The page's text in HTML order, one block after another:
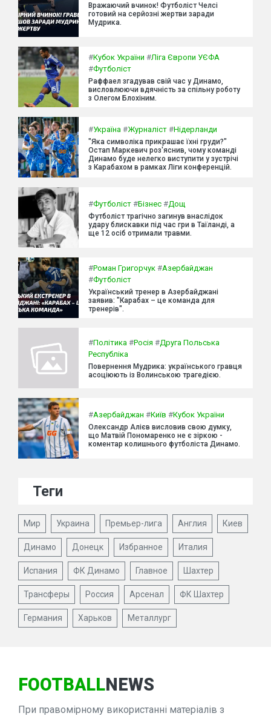
Вражаючий вчинок! Футболіст Челсі
готовий на серйозні жертви заради
Мудрика.
#Кубок України #Ліга Європи УЄФА
#Футболіст
Раффаел згадував свій час у Динамо,
висловлюючи вдячність за спільну роботу
з Олегом Блохіним.
#Україна #Журналіст #Нідерланди
"Яка символіка прикрашає їхні груди?"
Остап Маркевич роз'яснив, чому команді
Динамо буде нелегко виступити у зустрічі
з Карабахом в рамках Ліги конференцій.
#Футболіст #Бізнес #Дощ
Футболіст трагічно загинув внаслідок
удару блискавки під час гри в Таїланді, а
ще 12 осіб отримали травми.
#Роман Григорчук #Азербайджан
#Футболіст
Український тренер в Азербайджані
заявив: "Карабах – це команда для
тренерів".
#Політика #Росія #Друга Польська
Республіка
Повернення Мудрика: українського гравця
асоціюють із Волинською трагедією.
#Азербайджан #Київ #Кубок України
Олександр Алієв висловив свою думку,
що Матвій Пономаренко не є зіркою -
коментар колишнього футболіста Динамо.
Теги
Мир Украина Премьер-лига Англия Киев
Динамо Донецк Избранное Италия
Испания ФК Динамо Главное Шахтер
Трансферы Россия Арсенал ФК Шахтер
Германия Харьков Металлург
FOOTBALLNEWS
При правомірному використанні матеріалів з